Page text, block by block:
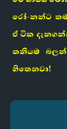
රෝ-නන්ට
ඒ ටික
තනියම
හිතෙනවා!